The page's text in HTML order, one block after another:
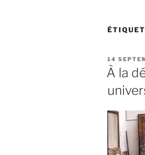
PUBLIÉ
LE
14
À la